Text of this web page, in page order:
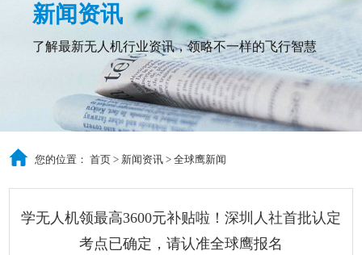
新闻资讯
了解最新无人机行业资讯，领略不一样的飞行智慧
您的位置：首页 > 新闻资讯 >全球鹰新闻
学无人机领最高3600元补贴啦！深圳人社首批认定
考点已确定，请认准全球鹰报名